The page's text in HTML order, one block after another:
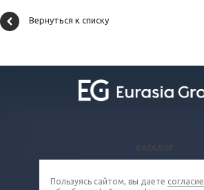
Вернуться к списку
КАТАЛОГ
КОМПАНИЯ
Пользуясь сайтом, вы даете согласие